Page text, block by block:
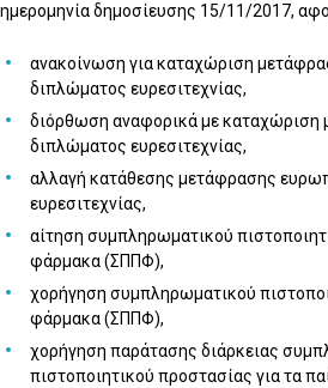
ημερομηνία δημοσίευσης 15/11/2017,
ανακοίνωση για καταχώριση
διπλώματος ευρεσιτεχνίας,
διόρθωση αναφορικά με
διπλώματος ευρεσιτεχνίας,
αλλαγή κατάθεσης μετάφρασης
ευρεσιτεχνίας,
αίτηση συμπληρωματικού
φάρμακα (ΣΠΠΦ),
χορήγηση συμπληρωματικού
φάρμακα (ΣΠΠΦ),
χορήγηση παράτασης διάρκειας
πιστοποιητικού προστασίας για τα